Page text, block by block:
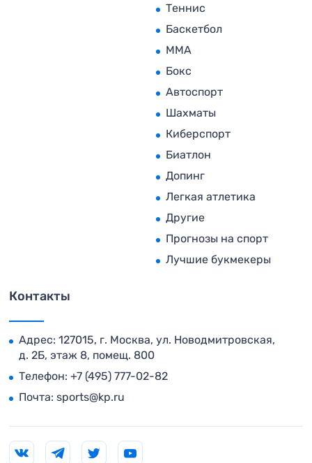
Теннис
Баскетбол
MMA
Бокс
Автоспорт
Шахматы
Киберспорт
Биатлон
Допинг
Легкая атлетика
Другие
Прогнозы на спорт
Лучшие букмекеры
Контакты
Адрес: 127015, г. Москва, ул. Новодмитровская,
д. 2Б, этаж 8, помещ. 800
Телефон: +7 (495) 777-02-82
Почта: sports@kp.ru